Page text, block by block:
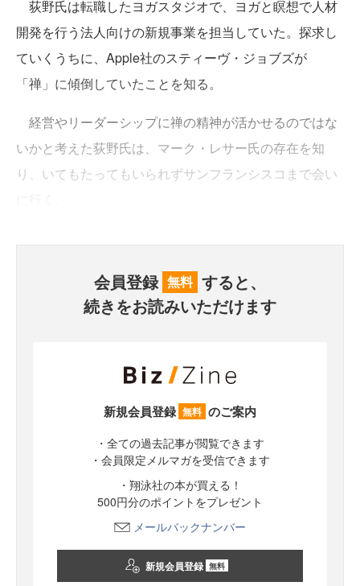
荻野氏は転職したヨガスタジオで、ヨガと瞑想で人材
開発を行う法人向けの新規事業を担当していた。探求し
ていくうちに、Apple社のスティーヴ・ジョブズが
「禅」に傾倒していたことを知る。
経営やリーダーシップに禅の精神が活かせるのではな
いかと考えた荻野氏は、マーク・レサー氏の存在を知
り、いてもたってもいられずサンフランシスコまで会い
会員登録 無料 すると、
続きをお読みいただけます
新規会員登録 無料 のご案内
・全ての過去記事が閲覧できます
・会員限定メルマガを受信できます
・翔泳社の本が買える！
500円分のポイントをプレゼント
メールバックナンバー
新規会員登録 無料